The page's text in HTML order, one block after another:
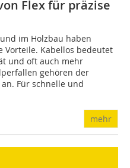
Flex für präzise
im Holzbau haben
Vorteile. Kabellos bedeutet
und oft auch mehr
gehören der
Für schnelle und
mehr